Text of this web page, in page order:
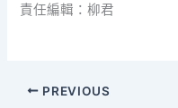
責任編輯：柳君
PREVIOUS